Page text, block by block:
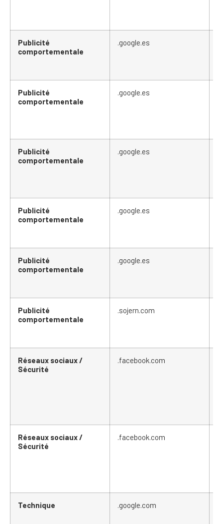
Publicité
comportementale
.google.es
Publicité
comportementale
.google.es
Publicité
comportementale
.google.es
Publicité
comportementale
.google.es
Publicité
comportementale
.google.es
Publicité
comportementale
.sojern.com
Réseaux sociaux /
Sécurité
.facebook.com
Réseaux sociaux /
Sécurité
.facebook.com
Technique .google.com